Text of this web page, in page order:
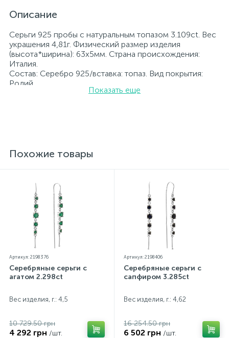
Описание
Серьги 925 пробы с натуральным топазом 3.109ct. Вес
украшения 4,81г. Физический размер изделия
(высота*ширина): 63х5мм. Страна происхождения:
Италия.
Состав: Серебро 925/вставка: топаз. Вид покрытия:
Родий
Украины, на всех изделиях стоит соответствующая
проба. К каждому ювелирному украшению
параметров.*Цвета изделий на сайте могут
незначительно отличаться от реальных из-за
особенностей цветопередачи экрана
Показать еще
Похожие товары
Артикул: 2198376
Серебряные серьги с
агатом 2.298ct
Вес изделия, г.: 4,5
10 729.50 грн
4 292 грн /шт.
Артикул: 2198406
Серебряные серьги с
сапфиром 3.285ct
Вес изделия, г.: 4,62
16 254.50 грн
6 502 грн /шт.